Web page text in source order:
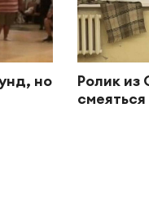
но
Ролик из